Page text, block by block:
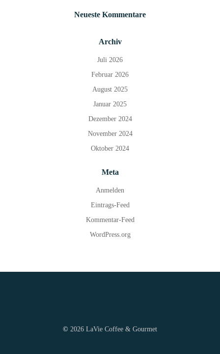
Neueste Kommentare
Archiv
Juli 2026
Februar 2026
August 2025
Januar 2025
Dezember 2024
November 2024
Oktober 2024
Meta
Anmelden
Eintrags-Feed
Kommentar-Feed
WordPress.org
© 2026 LaVie Coffee & Gourmet